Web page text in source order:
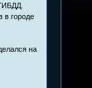
в городе
на